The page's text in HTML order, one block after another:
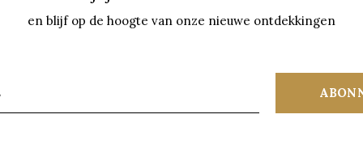
en blijf op de hoogte van onze nieuwe ontdekkingen